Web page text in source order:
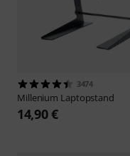
3474
Millenium Laptopstand
14,90 €